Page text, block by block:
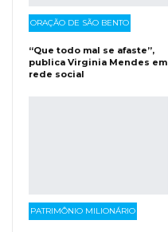
ORAÇÃO DE SÃO BENTO
“Que todo mal se afaste”,
publica Virginia Mendes em
rede social
PATRIMÔNIO MILIONÁRIO